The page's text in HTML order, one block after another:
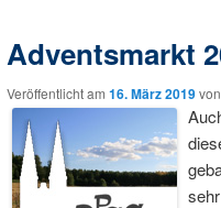
Adventsmarkt
Veröffentlicht am 16. März 2019von